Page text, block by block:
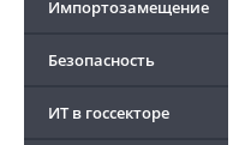
Импортозамещение
Безопасность
ИТ в госсекторе